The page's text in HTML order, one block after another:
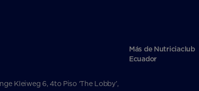
Kleiweg 6, 4to Piso ‘The Lobby’,
Más de Nutriciaclub
Ecuador